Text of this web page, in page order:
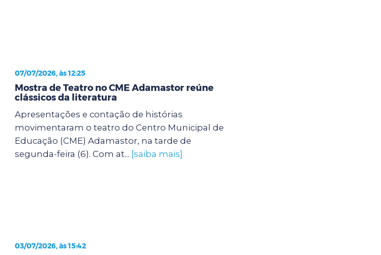
07/07/2026, às 12:25
Mostra de Teatro no CME Adamastor reúne
clássicos da literatura
Apresentações e contação de histórias
movimentaram o teatro do Centro Municipal de
Educação (CME) Adamastor, na tarde de
segunda-feira (6). Com at... [saiba mais]
03/07/2026, às 15:42